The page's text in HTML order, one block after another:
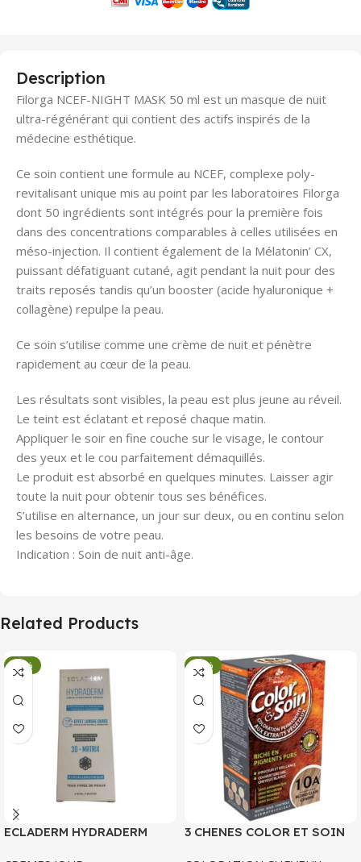
Description
Filorga NCEF-NIGHT MASK 50 ml est un masque de nuit
ultra-régénérant qui contient des actifs inspirés de la
médecine esthétique.
Ce soin contient une formule au NCEF, complexe poly-
revitalisant unique mis au point par les laboratoires Filorga
dont 50 ingrédients sont intégrés pour la première fois
dans des concentrations comparables à celles utilisées en
méso-injection. Il contient également de la Mélatonin’ CX,
puissant défatiguant cutané, agit pendant la nuit pour des
traits reposés tandis qu’un booster (acide hyaluronique +
collagène) repulpe la peau.
Ce soin s’utilise comme une crème de nuit et pénètre
rapidement au cœur de la peau.
Les résultats sont visibles, la peau est plus jeune au réveil.
Le teint est éclatant et reposé chaque matin.
Appliquer le soir en fine couche sur le visage, le contour
des yeux et le cou parfaitement démaquillés.
Le produit est absorbé en quelques minutes. Laisser agir
toute la nuit pour obtenir tous ses bénéfices.
S’utilise en alternance, un jour sur deux, ou en continu selon
les besoins de votre peau.
Indication : Soin de nuit anti-âge.
Related Products
-34%
ECLADERM HYDRADERM
-34%
3 CHENES COLOR ET SOIN